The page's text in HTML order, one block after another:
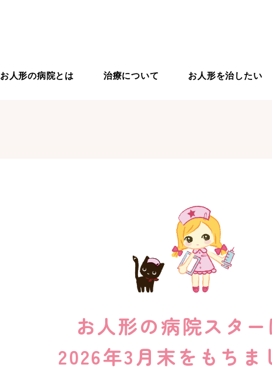
お人形の病院とは 治療について お人形を治したい
お人形の病院スター
2026年3月末をもちま